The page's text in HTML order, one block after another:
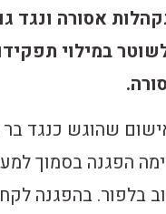
אסורה ונגד
במילוי
שהוגש כנגד בר
התקיימה הפגנה בסמוך
בלפור. בהפגנה